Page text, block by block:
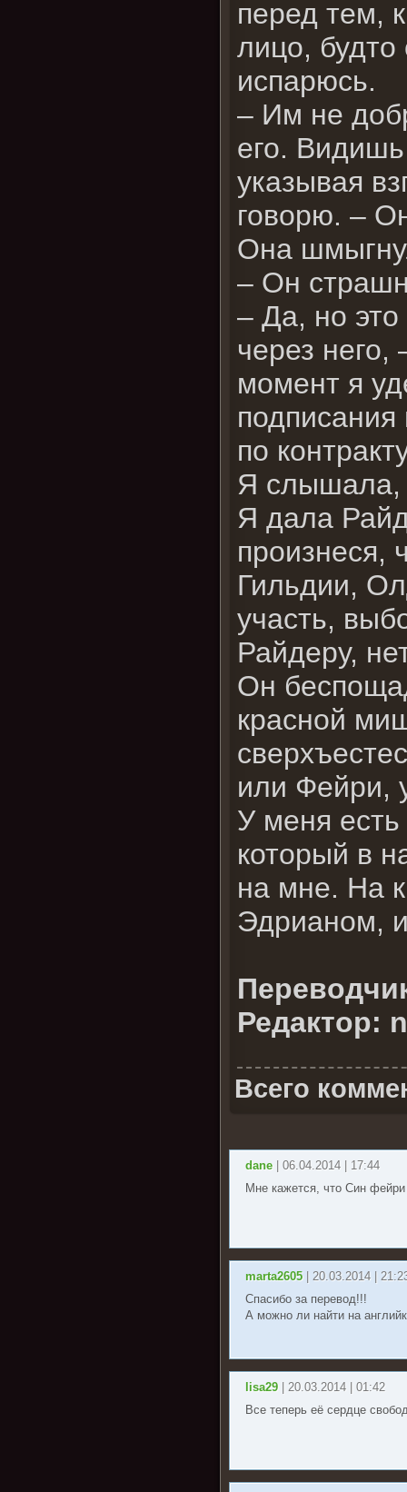
перед тем,
лицо,
испарюсь.
– Им не
его.
указывая
говорю. –
Она
– Он
– Да, но
через него,
момент я
подписания
по
Я слышала,
Я дала
произнеся,
Гильдии,
участь,
Райдеру,
Он
красной
или Фейри,
У меня есть
который в
на мне. На
Эдрианом,
Редактор:
Всего
dane | 06.04.2014 | 17:44
Мне кажется, что Син
marta2605 | 20.03.2014 |
Спасибо за перевод!!!
А можно ли найти на
lisa29 | 20.03.2014 | 01:42
Все теперь её сердце